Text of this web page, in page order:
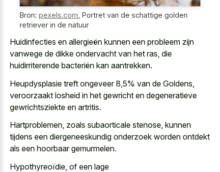
Bron: pexels.com Portret van de schattige golden
retriever in de natuur
Huidinfecties en allergieën kunnen een probleem zijn
vanwege de dikke ondervacht van het ras, die
huidirriterende bacteriën kan aantrekken.
Heupdysplasie treft ongeveer 8,5% van de Goldens,
veroorzaakt losheid in het gewricht en degeneratieve
gewrichtsziekte en artritis.
Hartproblemen, zoals subaorticale stenose, kunnen
tijdens een diergeneeskundig onderzoek worden ontdekt
als een hoorbaar gemurmelen.
Hypothyreoïdie, of een lage